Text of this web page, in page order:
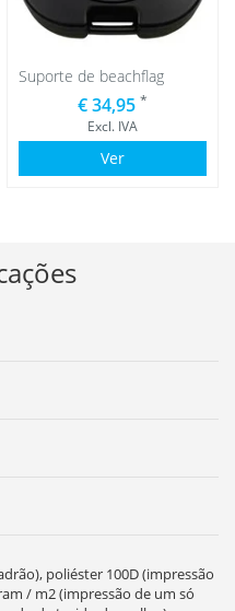
Suporte de beachflag
€ 34,95 *
Excl. IVA
Ver
poliéster 100D (impressão
/ m2 (impressão de um só